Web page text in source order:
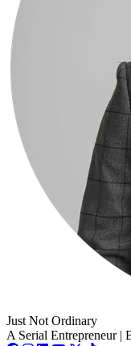
Just Not Ordinary
A Serial Entrepreneur |